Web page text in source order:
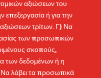
αξιώσεων του
επεξεργασία ή για την
τρίτων. Γ) Να
των προσωπικών
σκοπούς,
των δεδομένων ή η
Να λάβει τα προσωπικά